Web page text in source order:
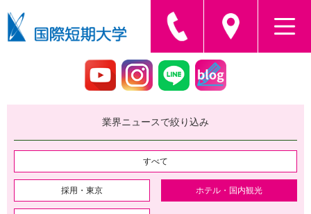
業界ニュースで絞り込み
すべて
採用・東京 ホテル・国内観光